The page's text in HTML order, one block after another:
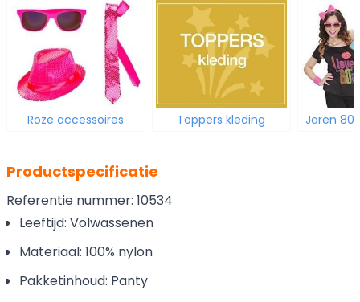
Roze accessoires Toppers kleding Jaren 80
Productspecificatie
Referentie nummer: 10534
Leeftijd: Volwassenen
Materiaal: 100% nylon
Pakketinhoud: Panty